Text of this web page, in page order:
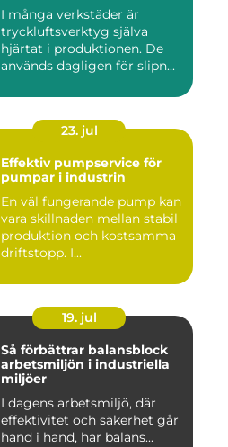
I många verkstäder är
tryckluftsverktyg själva
hjärtat i produktionen. De
används dagligen för slipn...
23. jul
Effektiv pumpservice för
pumpar i industrin
En väl fungerande pump kan
vara skillnaden mellan stabil
produktion och kostsamma
driftstopp. I...
19. jul
Så förbättrar balansblock
arbetsmiljön i industriella
miljöer
I dagens arbetsmiljö, där
effektivitet och säkerhet går
hand i hand, har balans...